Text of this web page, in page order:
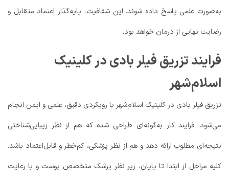
به‌صورت علمی پاسخ داده شوند. این شفافیت، پایه‌گذار اعتماد متقابل و
رضایت نهایی از درمان خواهد بود.
فرایند تزریق فیلر بادی در کلینیک
اسلام‌شهر
تزریق فیلر بادی در کلینیک اسلام‌شهر با رویکردی دقیق، علمی و ایمن انجام
می‌شود. فرایند کار به‌گونه‌ای طراحی شده که هم از نظر زیبایی‌شناختی
نتیجه‌ای مطلوب ارائه دهد و هم از نظر پزشکی، کم‌خطر و قابل‌اعتماد باشد.
کلیه مراحل از ابتدا تا پایان، زیر نظر پزشک متخصص پوست و با رعایت